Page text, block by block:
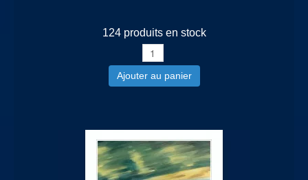
124 produits en stock
Ajouter au panier